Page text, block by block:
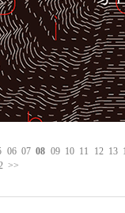
06 07 08 09 10 11 12 13
>>